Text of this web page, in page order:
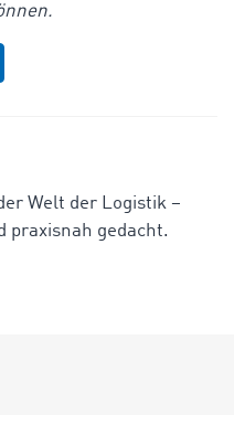
Welt der Logistik –
praxisnah gedacht.